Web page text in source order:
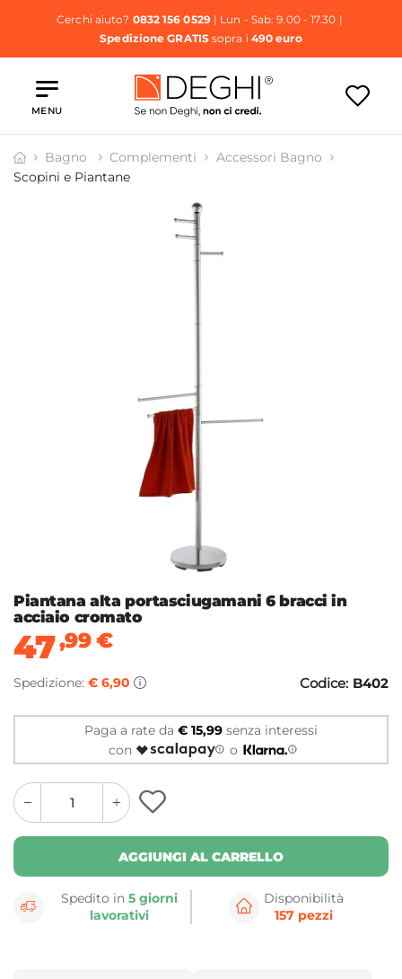
Cerchi aiuto? 0832 156 0529| Lun - Sab: 9.00 - 17.30 |
Spedizione GRATISsopra i 490 euro
MENU
Bagno Complementi
Accessori Bagno
Scopini e Piantane
Piantana alta portasciugamani 6 bracci in
acciaio cromato
47,99€
Spedizione: € 6,90 Codice: B402
Paga a rate da € 15,99 senza interessi
con
o
quantity
button
quantity
minus
button
AGGIUNGI AL CARRELLO
Spedito in5 giorni
lavorativi
Disponibilità
157 pezzi